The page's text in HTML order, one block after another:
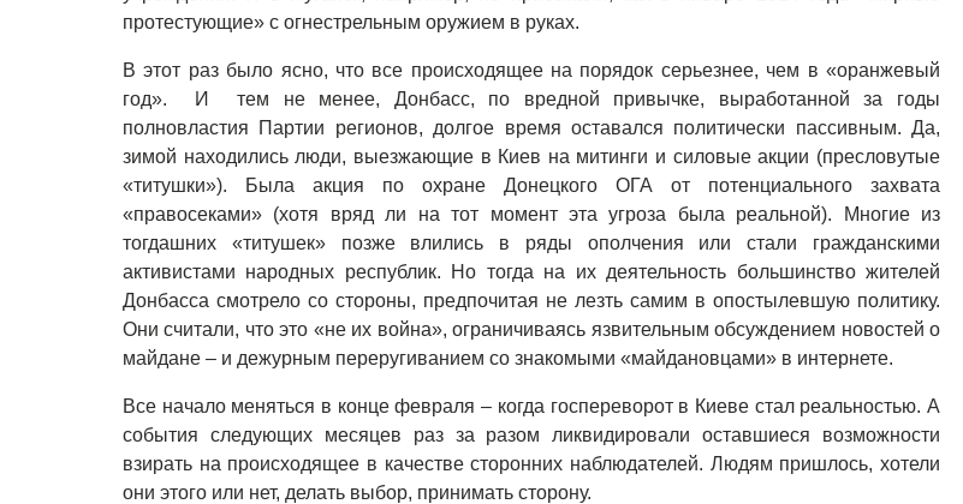
протестующие» с огнестрельным оружием в руках.
В этот раз было ясно, что все происходящее на порядок серьезнее, чем в «оранжевый
год». И тем не менее, Донбасс, по вредной привычке, выработанной за годы
полновластия Партии регионов, долгое время оставался политически пассивным. Да,
зимой находились люди, выезжающие в Киев на митинги и силовые акции (пресловутые
«титушки»). Была акция по охране Донецкого ОГА от потенциального захвата
«правосеками» (хотя вряд ли на тот момент эта угроза была реальной). Многие из
тогдашних «титушек» позже влились в ряды ополчения или стали гражданскими
активистами народных республик. Но тогда на их деятельность большинство жителей
Донбасса смотрело со стороны, предпочитая не лезть самим в опостылевшую политику.
Они считали, что это «не их война», ограничиваясь язвительным обсуждением новостей о
майдане – и дежурным переругиванием со знакомыми «майдановцами» в интернете.
Все начало меняться в конце февраля – когда госпереворот в Киеве стал реальностью. А
события следующих месяцев раз за разом ликвидировали оставшиеся возможности
взирать на происходящее в качестве сторонних наблюдателей. Людям пришлось, хотели
они этого или нет, делать выбор, принимать сторону.